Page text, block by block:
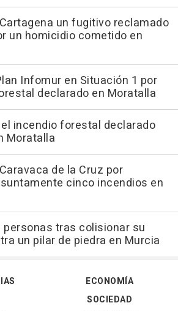
un fugitivo reclamado
un homicidio cometido en
Infomur en Situación 1 por
declarado en Moratalla
incendio forestal declarado
Moratalla
de la Cruz por
cinco incendios en
personas tras colisionar su
un pilar de piedra en Murcia
ECONOMÍA
SOCIEDAD